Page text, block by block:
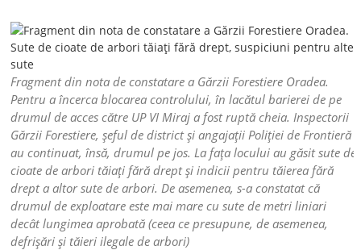
Fragment din nota de constatare a Gărzii Forestiere Oradea.
Pentru a încerca blocarea controlului, în lacătul barierei de pe
drumul de acces către UP VI Miraj a fost ruptă cheia. Inspectorii
Gărzii Forestiere, șeful de district și angajații Poliției de Frontieră
au continuat, însă, drumul pe jos. La fața locului au găsit sute de
cioate de arbori tăiați fără drept și indicii pentru tăierea fără
drept a altor sute de arbori. De asemenea, s-a constatat că
drumul de exploatare este mai mare cu sute de metri liniari
decât lungimea aprobată (ceea ce presupune, de asemenea,
defrișări și tăieri ilegale de arbori)